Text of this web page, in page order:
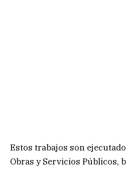
Estos trabajos son
Obras y Servicios Públicos,